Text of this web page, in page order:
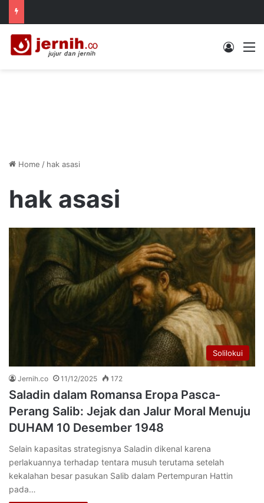
Log In
Home / hak asasi
hak asasi
Solilokui
Jernih.co 11/12/2025 172
Saladin dalam Romansa Eropa Pasca-
Perang Salib: Jejak dan Jalur Moral Menuju
DUHAM 10 Desember 1948
Selain kapasitas strategisnya Saladin dikenal karena
perlakuannya terhadap tentara musuh terutama setelah
kekalahan besar pasukan Salib dalam Pertempuran Hattin
pada…